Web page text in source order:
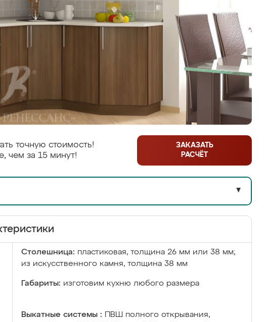
точную стоимость!
чем за 15 минут!
ЗАКАЗАТЬ
РАСЧЁТ
▼
Столешница: пластиковая, толщина 26 мм или 38 мм;
из искусственного камня, толщина 38 мм
Габариты: изготовим кухню любого размера
Выкатные системы :
ПВШ полного открывания,